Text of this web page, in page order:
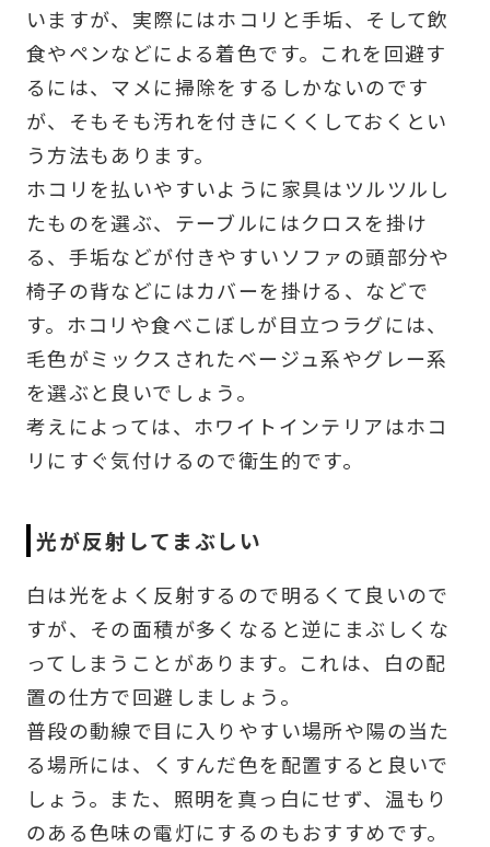
いますが、実際にはホコリと手垢、そして飲
食やペンなどによる着色です。これを回避す
るには、マメに掃除をするしかないのです
が、そもそも汚れを付きにくくしておくとい
う方法もあります。
ホコリを払いやすいように家具はツルツルし
たものを選ぶ、テーブルにはクロスを掛け
る、手垢などが付きやすいソファの頭部分や
椅子の背などにはカバーを掛ける、などで
す。ホコリや食べこぼしが目立つラグには、
毛色がミックスされたベージュ系やグレー系
を選ぶと良いでしょう。
考えによっては、ホワイトインテリアはホコ
リにすぐ気付けるので衛生的です。
光が反射してまぶしい
白は光をよく反射するので明るくて良いので
すが、その面積が多くなると逆にまぶしくな
ってしまうことがあります。これは、白の配
置の仕方で回避しましょう。
普段の動線で目に入りやすい場所や陽の当た
る場所には、くすんだ色を配置すると良いで
しょう。また、照明を真っ白にせず、温もり
のある色味の電灯にするのもおすすめです。